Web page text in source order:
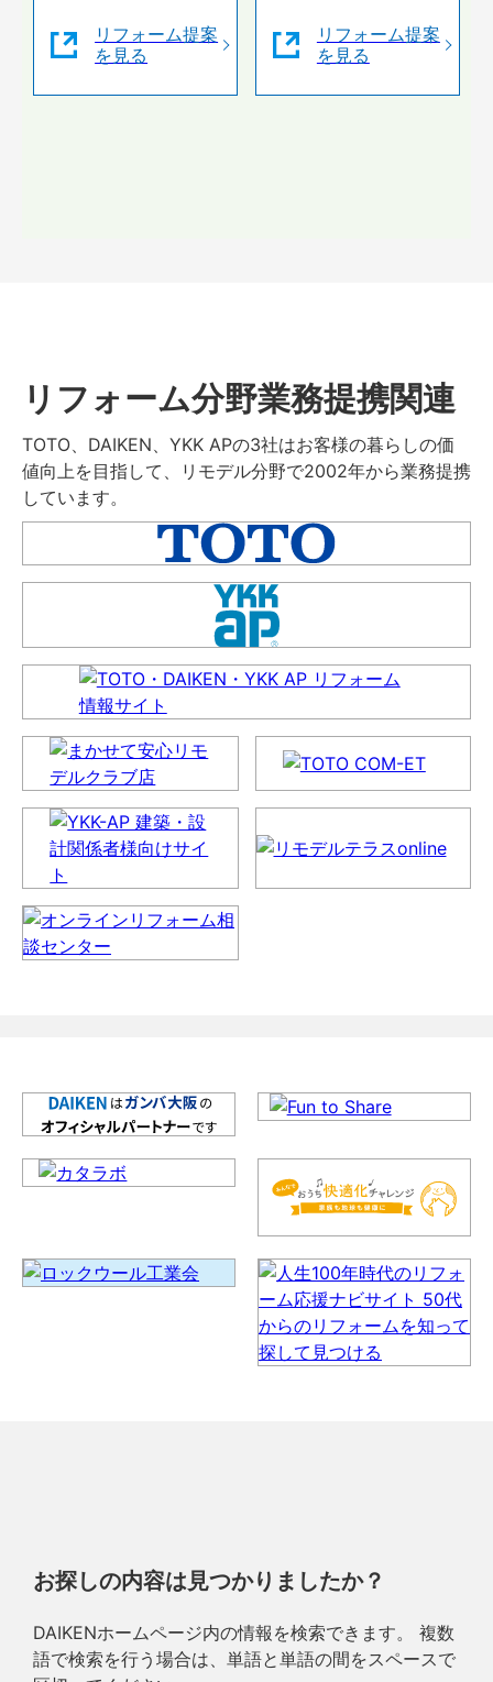
リフォーム提案
を見る
リフォーム提案
を見る
リフォーム分野業務提携関連
TOTO、DAIKEN、YKK APの3社はお客様の暮らしの価
値向上を目指して、リモデル分野で2002年から業務提携
しています。
お探しの内容は見つかりましたか？
DAIKENホームページ内の情報を検索できます。 複数
語で検索を行う場合は、単語と単語の間をスペースで